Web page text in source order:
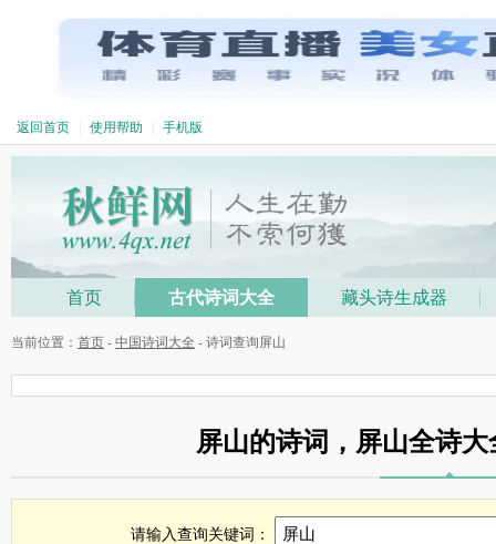
返回首页 使用帮助 手机版
屏山诗词，屏山古诗查询，屏山全诗，屏山诗句全集
首页 古代诗词大全 藏头诗生成器
当前位置： 首页 - 中国诗词大全 - 诗词查询屏山
屏山的诗词，屏山全诗
请输入查询关键词：